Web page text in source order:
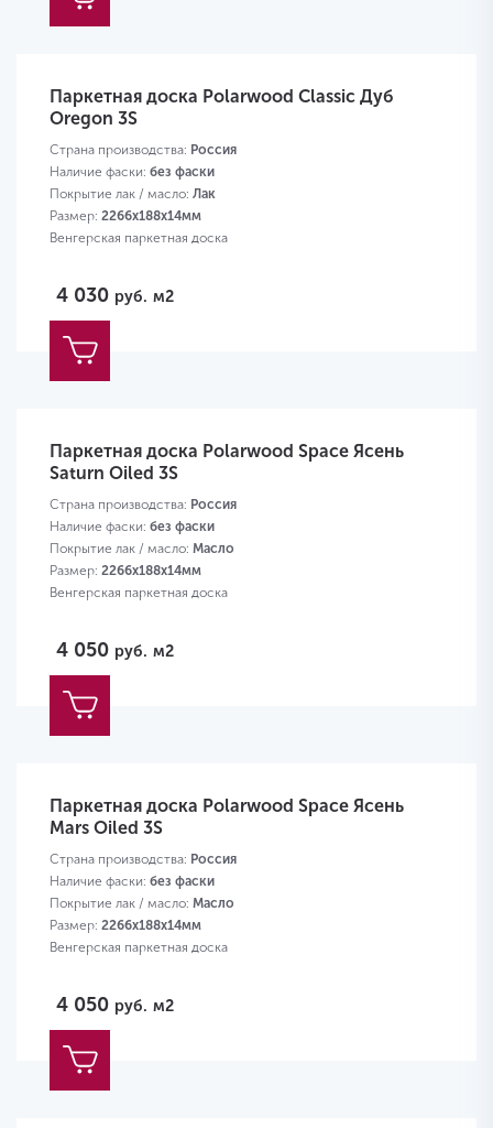
Паркетная доска Polarwood Classic Дуб
Oregon 3S
Страна производства: Россия
Наличие фаски: без фаски
Покрытие лак / масло: Лак
Размер: 2266х188х14мм
Венгерская паркетная доска
4 030 руб. м2
Паркетная доска Polarwood Space Ясень
Saturn Oiled 3S
Страна производства: Россия
Наличие фаски: без фаски
Покрытие лак / масло: Масло
Размер: 2266х188х14мм
Венгерская паркетная доска
4 050 руб. м2
Паркетная доска Polarwood Space Ясень
Mars Oiled 3S
Страна производства: Россия
Наличие фаски: без фаски
Покрытие лак / масло: Масло
Размер: 2266х188х14мм
Венгерская паркетная доска
4 050 руб. м2